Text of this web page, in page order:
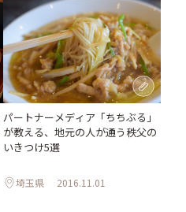
パートナーメディア「ちちぶる」
が教える、地元の人が通う秩父の
いきつけ5選
埼玉県 2016.11.01